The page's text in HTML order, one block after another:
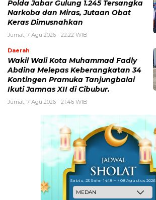
Polda Jabar Gulung 1.245 Tersangka
Narkoba dan Miras, Jutaan Obat
Keras Dimusnahkan
Jumat, 7 Agu 2026 - 22:22 WIB
Daerah
Wakil Wali Kota Muhammad Fadly
Abdina Melepas Keberangkatan 34
Kontingen Pramuka Tanjungbalai
Ikuti Jamnas XII di Cibubur.
Jumat, 7 Agu 2026 - 21:46 WIB
Sabtu, 23 Safar 1448 H / 08 Agustus 2026